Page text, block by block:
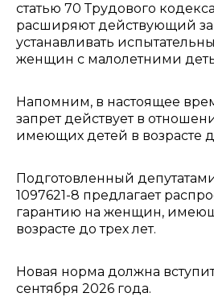
статью 70 Трудового
расширяют действующий
устанавливать
женщин с малолетними
Напомним, в настоящее
запрет действует в
имеющих детей в возрасте
Подготовленный
1097621-8 предлагает
гарантию на женщин,
возрасте до трех лет.
Новая норма должна
сентября 2026 года.